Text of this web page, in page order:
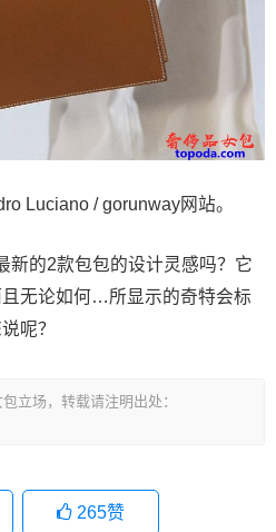
Luciano / gorunway网站。
新的2款包包的设计灵感吗？它
无论如何…所显示的奇特会标
呢？
立场，转载请注明出处：
265赞